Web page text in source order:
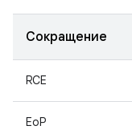
Сокращение
RCE
EoP